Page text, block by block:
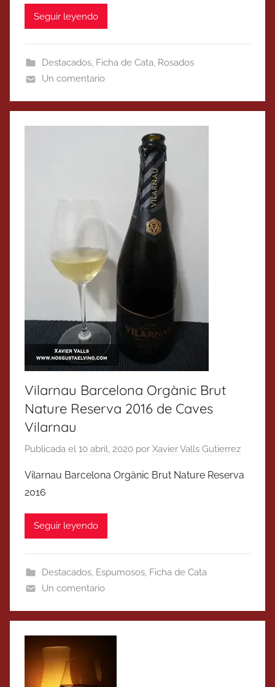
Seguir leyendo
Destacados, Ficha de Cata, Rosados
Un comentario
Vilarnau Barcelona Orgànic Brut
Nature Reserva 2016 de Caves
Vilarnau
Publicada el 10 abril, 2020 por Xavier Valls Gutierrez
Vilarnau Barcelona Orgànic Brut Nature Reserva
2016
Seguir leyendo
Destacados, Espumosos, Ficha de Cata
Un comentario